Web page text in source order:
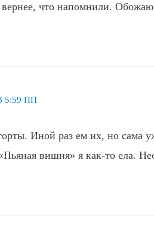
что напомнили. Обожаю
5:59 ПП
Иной раз ем их, но сама
вишня» я как-то ела.